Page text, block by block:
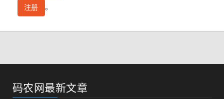
注册 。
码农网最新文章